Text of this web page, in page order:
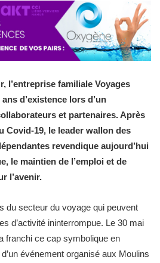
l’entreprise familiale Voyages
d’existence lors d’un
et partenaires. Après
Covid-19, le leader wallon des
revendique aujourd’hui
le maintien de l’emploi et de
l’avenir.
du secteur du voyage qui peuvent
d’activité ininterrompue. Le 30 mai
franchi ce cap symbolique en
événement organisé aux Moulins